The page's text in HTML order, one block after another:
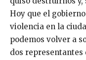
Hoy que el
violencia en la
podemos volver a
dos representantes